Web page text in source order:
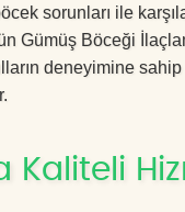
sorunları ile
Gümüş Böceği
deneyimine
Kaliteli